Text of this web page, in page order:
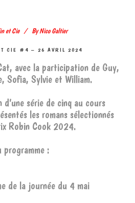
et Cie By Nico Galtier
CIE #4 – 26 AVRIL 2024
avec la participation de Guy,
Sofia, Sylvie et William.
d’une série de cinq au cours
les romans sélectionnés
Robin Cook 2024.
programme :
de la journée du 4 mai